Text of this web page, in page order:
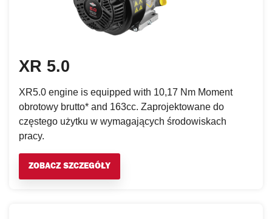
XR 5.0
XR5.0 engine is equipped with 10,17 Nm Moment
obrotowy brutto* and 163cc. Zaprojektowane do
częstego użytku w wymagających środowiskach
pracy.
ZOBACZ SZCZEGÓŁY